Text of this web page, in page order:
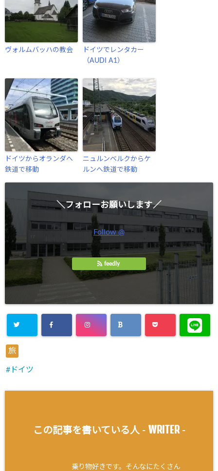
ヴォルムバッハの教会
ドイツでレンタカー
（AUDI A1）
ドイツからオランダへ
鉄道で移動
ニュルンベルクからケ
ルンへ鉄道で移動
＼フォローお願いします／
Follow @
feedly
旅
ドイツ
この記事を書いている人 - WRITER-
乗り物好きです。そんなにたくさん